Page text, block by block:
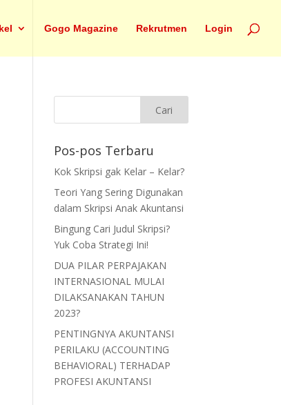
Gogo Magazine Rekrutmen Login
Pos-pos Terbaru
Kok Skripsi gak Kelar – Kelar?
Teori Yang Sering Digunakan
dalam Skripsi Anak Akuntansi
Bingung Cari Judul Skripsi?
Yuk Coba Strategi Ini!
DUA PILAR PERPAJAKAN
INTERNASIONAL MULAI
DILAKSANAKAN TAHUN
2023?
PENTINGNYA AKUNTANSI
PERILAKU (ACCOUNTING
BEHAVIORAL) TERHADAP
PROFESI AKUNTANSI